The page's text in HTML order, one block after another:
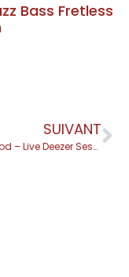
Bass Fretless
SUIVANT
Royal Blood – Live Deezer Session